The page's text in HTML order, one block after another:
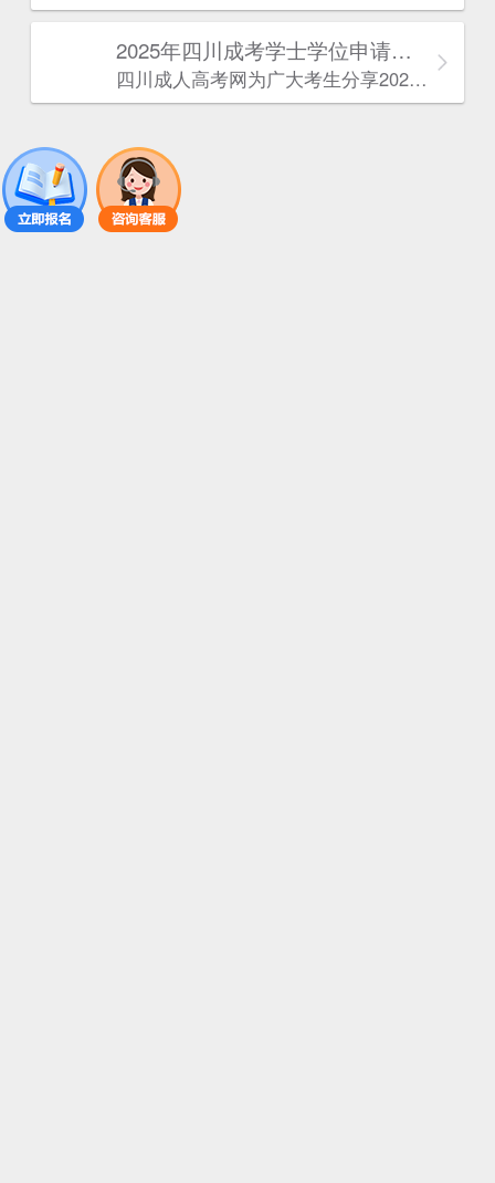
2025年‌‌‌‌四川成考学士学位申请条件
四川成人高考网​为广大考生分享2025年‌‌‌‌四川成考学士学位申请条件。为广大在职人员和社会人士提供学历提升的机会。更多四川成考考试信息，欢迎在线访问四川成人高考网。